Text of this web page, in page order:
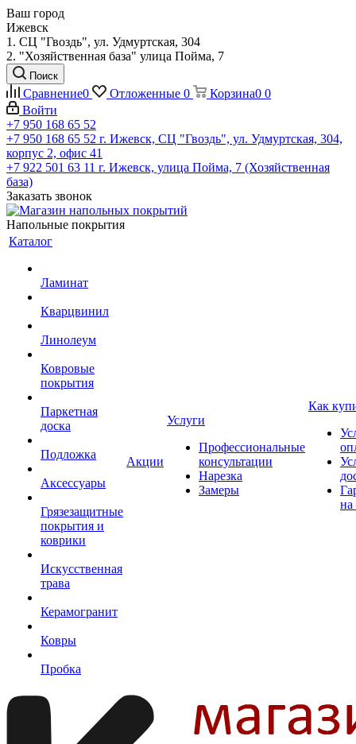
Ваш город
Ижевск
1. СЦ "Гвоздь", ул. Удмуртская, 304
2. "Хозяйственная база" улица Пойма, 7
Поиск
Сравнение0 Отложенные 0 Корзина0 0
Войти
+7 950 168 65 52
+7 950 168 65 52 г. Ижевск, СЦ "Гвоздь", ул. Удмуртская, 304,
корпус 2, офис 41
+7 922 501 63 11 г. Ижевск, улица Пойма, 7 (Хозяйственная
база)
Заказать звонок
Напольные покрытия
Каталог
Ламинат
Кварцвинил
Линолеум
Ковровые
покрытия
Паркетная
доска
Подложка
Аксессуары
Грязезащитные
покрытия и
коврики
Искусственная
трава
Керамогранит
Ковры
Пробка
Акции
Услуги
Профессиональные
консультации
Нарезка
Замеры
Как
на